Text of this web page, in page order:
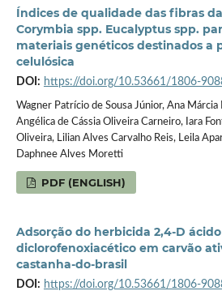
Índices de qualidade das fibras
Corymbia spp. Eucalyptus spp.
materiais genéticos destinados a
celulósica
DOI: https://doi.org/10.53661/1806-
Wagner Patrício de Sousa Júnior, Ana
Angélica de Cássia Oliveira Carneiro, Iara
Oliveira, Lilian Alves Carvalho Reis, Leila
Daphnee Alves Moretti
PDF (ENGLISH)
Adsorção do herbicida 2,4-D
diclorofenoxiacético em carvão
castanha-do-brasil
DOI: https://doi.org/10.53661/1806-